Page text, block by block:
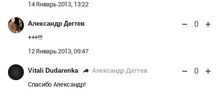
14 Январь 2013, 13:22
Александр Дегтев 0
+++!!!
12 Январь 2013, 09:47
Vitali Dudarenka Александр Дегтев 0
Спасибо Александр!